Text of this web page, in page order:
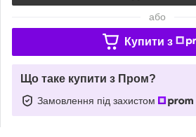
або
Купити з
Що таке купити з Пром?
Замовлення під захистом